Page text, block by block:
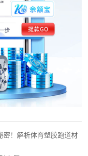
密！解析体育塑胶跑道材